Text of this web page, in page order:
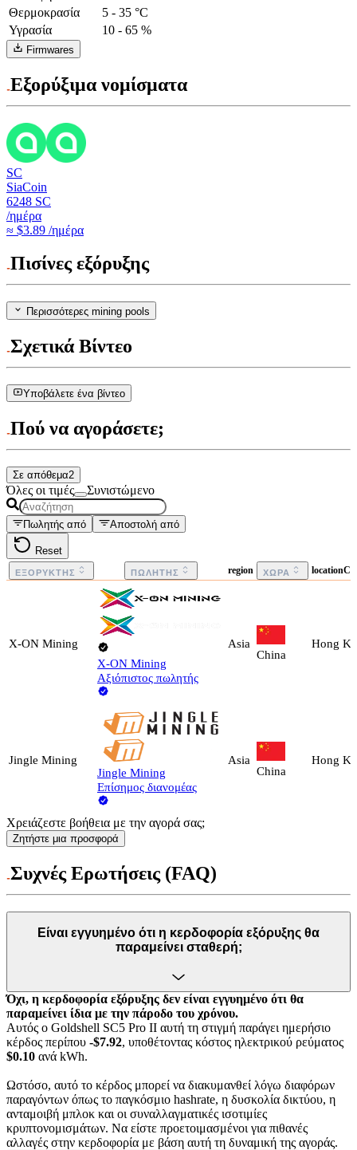
Θερμοκρασία
5 - 35 °C
Υγρασία
10 - 65 %
Firmwares
Εξορύξιμα νομίσματα
SC
SiaCoin
6248 SC
/ημέρα
≈ $3.89 /ημέρα
Πισίνες εξόρυξης
Περισσότερες mining pools
Σχετικά Βίντεο
Υποβάλετε ένα βίντεο
Πού να αγοράσετε;
Σε απόθεμα2
Όλες οι τιμές Συνιστώμενο
Πωλητής από Αποστολή από
Reset
ΕΞΟΡΎΚΤΗΣ ΠΩΛΗΤΉΣ region ΧΏΡΑ
X-ON Mining
X-ON Mining
Αξιόπιστος πωλητής
Asia
China
Hong
Jingle Mining
Jingle Mining
Επίσημος διανομέας
Asia
China
Hong
Χρειάζεστε βοήθεια με την αγορά σας;
Ζητήστε μια προσφορά
Συχνές Ερωτήσεις (FAQ)
Είναι εγγυημένο ότι η κερδοφορία εξόρυξης θα
παραμείνει σταθερή;
Όχι, η κερδοφορία εξόρυξης δεν είναι εγγυημένο ότι θα
παραμείνει ίδια με την πάροδο του χρόνου.
Αυτός ο Goldshell SC5 Pro II αυτή τη στιγμή παράγει ημερήσιο
κέρδος περίπου -$7.92, υποθέτοντας κόστος ηλεκτρικού ρεύματος
$0.10 ανά kWh.
Ωστόσο, αυτό το κέρδος μπορεί να διακυμανθεί λόγω διαφόρων
παραγόντων όπως το παγκόσμιο hashrate, η δυσκολία δικτύου, η
ανταμοιβή μπλοκ και οι συναλλαγματικές ισοτιμίες
κρυπτονομισμάτων. Να είστε προετοιμασμένοι για πιθανές
αλλαγές στην κερδοφορία με βάση αυτή τη δυναμική της αγοράς.